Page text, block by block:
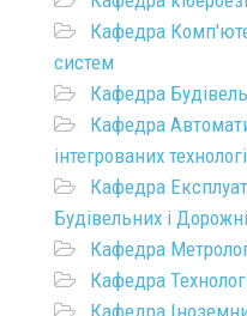
Кафедра
систем
Кафедра
Кафедра
інтегрованих
Кафедра
Будівельних і
Кафедра
Кафедра
Кафедра